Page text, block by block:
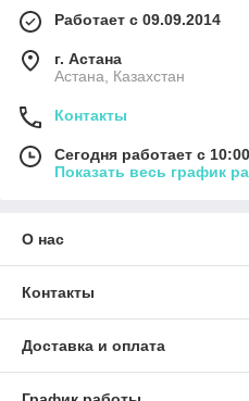
Работает с 09.09.2014
г. Астана
Астана, Казахстан
Контакты
Сегодня работает с
Показать весь график
О нас
Контакты
Доставка и оплата